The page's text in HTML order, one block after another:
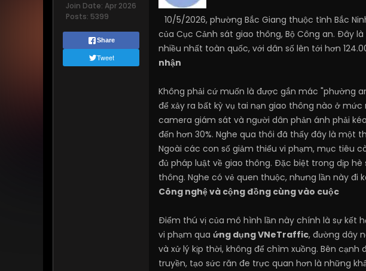
Join Date: Apr 2026
Posts: 5399
Share
Tweet
10/5/2026, phường Bắc Giang thuộc tỉnh Bắc
của Cục Cảnh sát giao thông, Bộ Công an. Đây
nhiều nhất toàn quốc, với dân số lên tới hơn
nhận
Không phải cứ muốn là được gắn mác "phường
để xảy ra bất kỳ vụ tai nạn giao thông nào ở
camera giám sát và người dân phản ánh phải
đến hơn 30%. Nghe qua thôi đã thấy đây là một
Ngoài các con số giảm thiểu vi phạm, mục tiêu
đủ pháp luật về giao thông. Đặc biệt trong dịp
thông. Nghe có vẻ quen thuộc, nhưng lần này đi
Công nghệ và cộng đồng cùng vào cuộc
Điểm thú vị của mô hình lần này chính là sự kết
vi phạm qua ứng dụng VNeTraffic, đường dây
và xử lý kịp thời, không để chìm xuồng. Bên
truyền, tạo sức răn đe trực quan hơn là những